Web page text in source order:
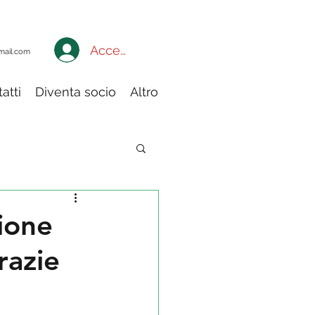
Accedi a My Adiconsum
Diventa socio Altro